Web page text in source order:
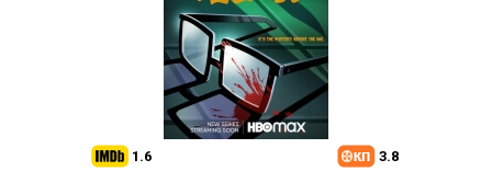
1.6 3.8